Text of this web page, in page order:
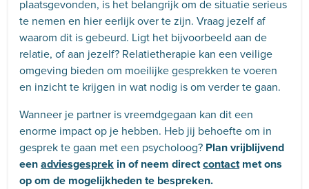
plaatsgevonden, is het belangrijk om de situatie serieus
te nemen en hier eerlijk over te zijn. Vraag jezelf af
waarom dit is gebeurd. Ligt het bijvoorbeeld aan de
relatie, of aan jezelf? Relatietherapie kan een veilige
omgeving bieden om moeilijke gesprekken te voeren
en inzicht te krijgen in wat nodig is om verder te gaan.
Wanneer je partner is vreemdgegaan kan dit een
enorme impact op je hebben. Heb jij behoefte om in
gesprek te gaan met een psycholoog? Plan vrijblijvend
eenadviesgesprek in of neem directcontactmet ons
op om de mogelijkheden te bespreken.